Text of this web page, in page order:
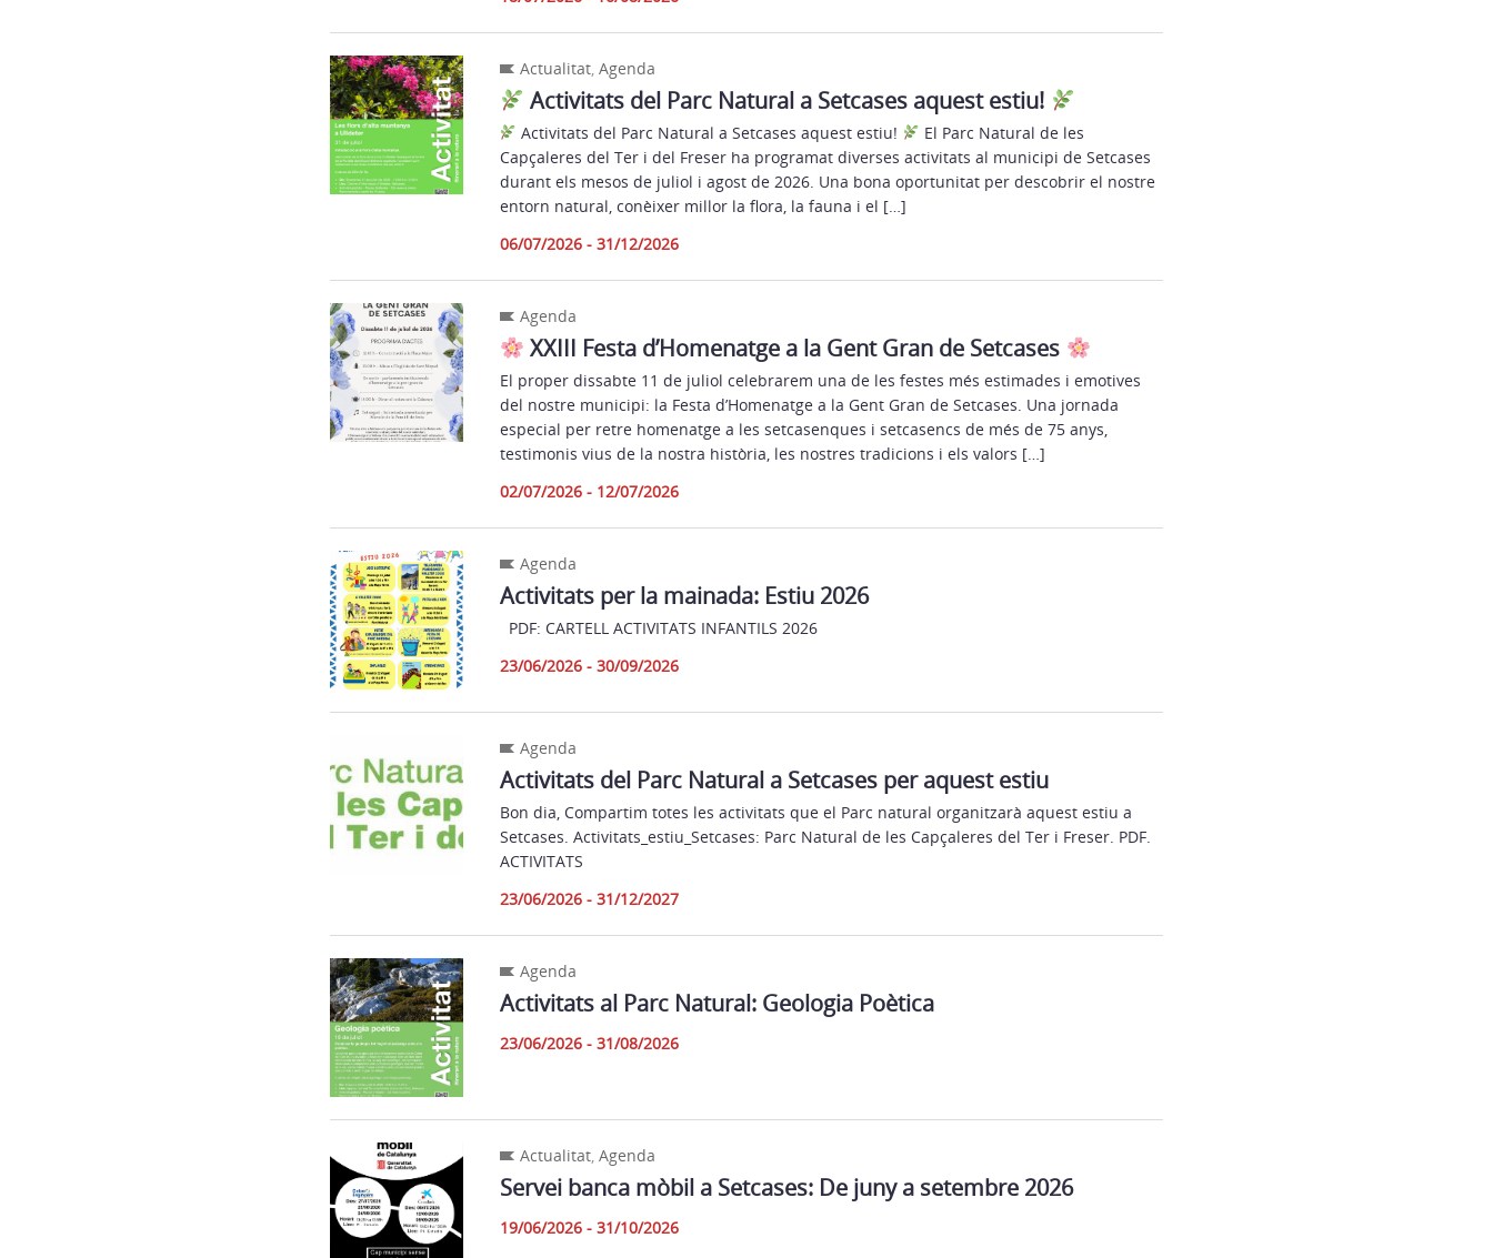
Actualitat, Agenda
Activitats del Parc Natural a Setcases aquest estiu!
Activitats del Parc Natural a Setcases aquest estiu!
El Parc Natural de les
Capçaleres del Ter i del Freser ha programat diverses activitats al municipi de Setcases
durant els mesos de juliol i agost de 2026. Una bona oportunitat per descobrir el nostre
entorn natural, conèixer millor la flora, la fauna i el […]
06/07/2026 - 31/12/2026
Agenda
XXIII Festa d’Homenatge a la Gent Gran de Setcases
El proper dissabte 11 de juliol celebrarem una de les festes més estimades i emotives
del nostre municipi: la Festa d’Homenatge a la Gent Gran de Setcases. Una jornada
especial per retre homenatge a les setcasenques i setcasencs de més de 75 anys,
testimonis vius de la nostra història, les nostres tradicions i els valors […]
02/07/2026 - 12/07/2026
Agenda
Activitats per la mainada: Estiu 2026
PDF: CARTELL ACTIVITATS INFANTILS 2026
23/06/2026 - 30/09/2026
Agenda
Activitats del Parc Natural a Setcases per aquest estiu
Bon dia, Compartim totes les activitats que el Parc natural organitzarà aquest estiu a
Setcases. Activitats_estiu_Setcases: Parc Natural de les Capçaleres del Ter i Freser. PDF.
ACTIVITATS
23/06/2026 - 31/12/2027
Agenda
Activitats al Parc Natural: Geologia Poètica
23/06/2026 - 31/08/2026
Actualitat, Agenda
Servei banca mòbil a Setcases: De juny a setembre 2026
19/06/2026 - 31/10/2026